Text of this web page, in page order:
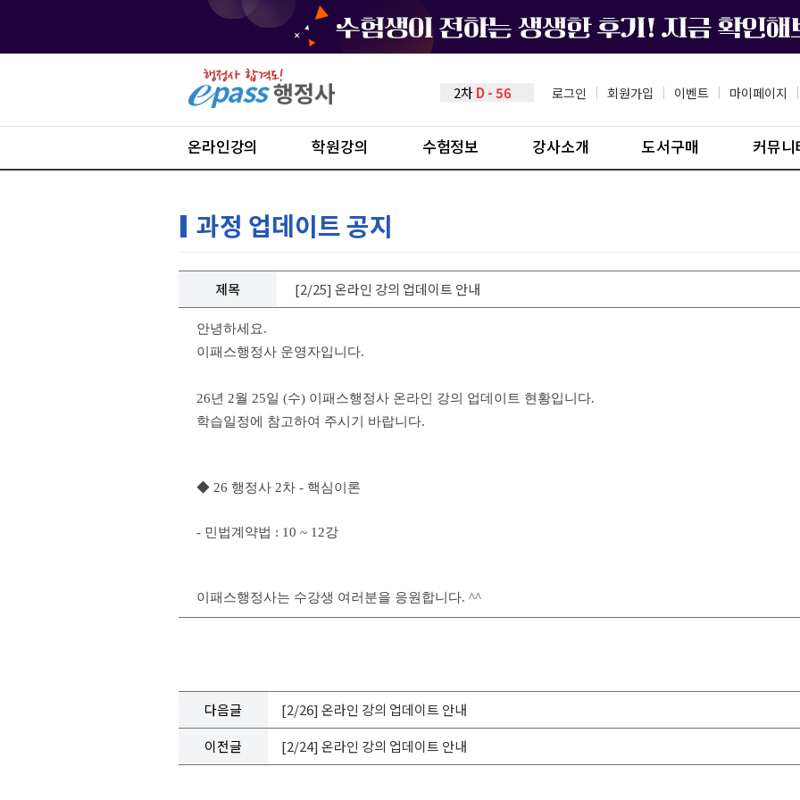
2차D - 56 로그인 | 회원가입 | 이벤트 | 마이페이지 |
온라인강의 학원강의 수험정보 강사소개 도서구매 커뮤니
과정 업데이트 공지
제목 [2/25] 온라인 강의 업데이트 안내
안녕하세요.
이패스행정사 운영자입니다.
26년 2월 25일 (수) 이패스행정사 온라인 강의 업데이트 현황입니다.
학습일정에 참고하여 주시기 바랍니다.
◆ 26 행정사 2차 - 핵심이론
- 민법계약법 : 10 ~ 12강
이패스행정사는 수강생 여러분을 응원합니다. ^^
다음글
[2/26] 온라인 강의 업데이트 안내
이전글
[2/24] 온라인 강의 업데이트 안내